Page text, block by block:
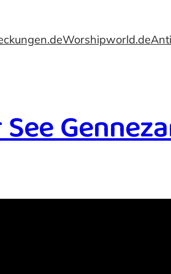
Worshipworld.de